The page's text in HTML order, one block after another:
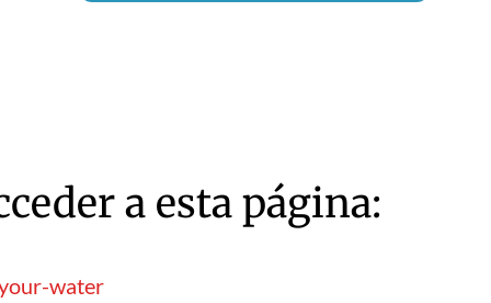
a esta página:
water